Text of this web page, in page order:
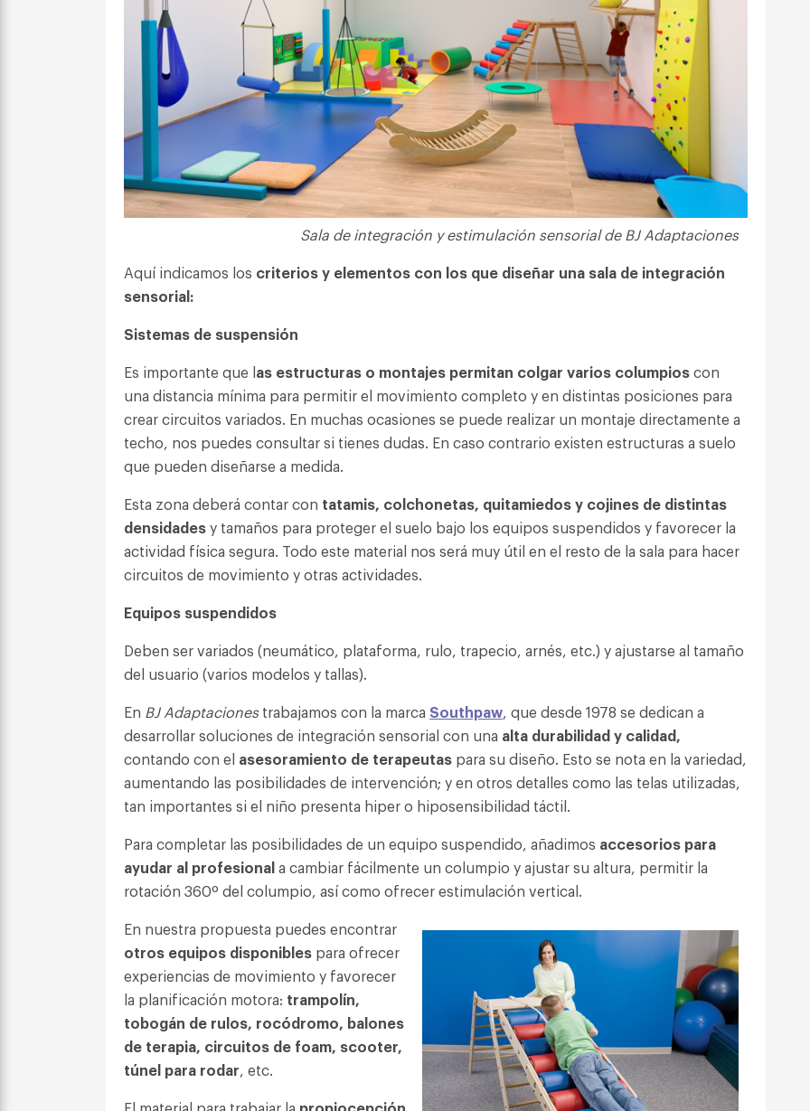
Sala de integración y estimulación sensorial de BJ Adaptaciones
Aquí indicamos los criterios y elementos con los que diseñar una sala de integración
sensorial:
Sistemas de suspensión
Es importante que las estructuras o montajes permitan colgar varios columpioscon
una distancia mínima para permitir el movimiento completo y en distintas posiciones para
crear circuitos variados. En muchas ocasiones se puede realizar un montaje directamente a
techo, nos puedes consultar si tienes dudas. En caso contrario existen estructuras a suelo
que pueden diseñarse a medida.
Esta zona deberá contar con tatamis, colchonetas, quitamiedos y cojines de distintas
densidadesy tamaños para proteger el suelo bajo los equipos suspendidos y favorecer la
actividad física segura. Todo este material nos será muy útil en el resto de la sala para hacer
circuitos de movimiento y otras actividades.
Equipos suspendidos
Deben ser variados (neumático, plataforma, rulo, trapecio, arnés, etc.) y ajustarse al tamaño
del usuario (varios modelos y tallas).
En BJ Adaptacionestrabajamos con la marca Southpaw, que desde 1978 se dedican a
desarrollar soluciones de integración sensorial con una alta durabilidad y calidad,
contando con el asesoramiento de terapeutas para su diseño. Esto se nota en la variedad,
aumentando las posibilidades de intervención; y en otros detalles como las telas utilizadas,
tan importantes si el niño presenta hiper o hiposensibilidad táctil.
Para completar las posibilidades de un equipo suspendido, añadimos accesorios para
ayudar al profesionala cambiar fácilmente un columpio y ajustar su altura, permitir la
rotación 360º del columpio, así como ofrecer estimulación vertical.
En nuestra propuesta puedes encontrar
otros equipos disponibles para ofrecer
experiencias de movimiento y favorecer
la planificación motora: trampolín,
tobogán de rulos, rocódromo, balones
de terapia, circuitos de foam, scooter,
túnel para rodar, etc.